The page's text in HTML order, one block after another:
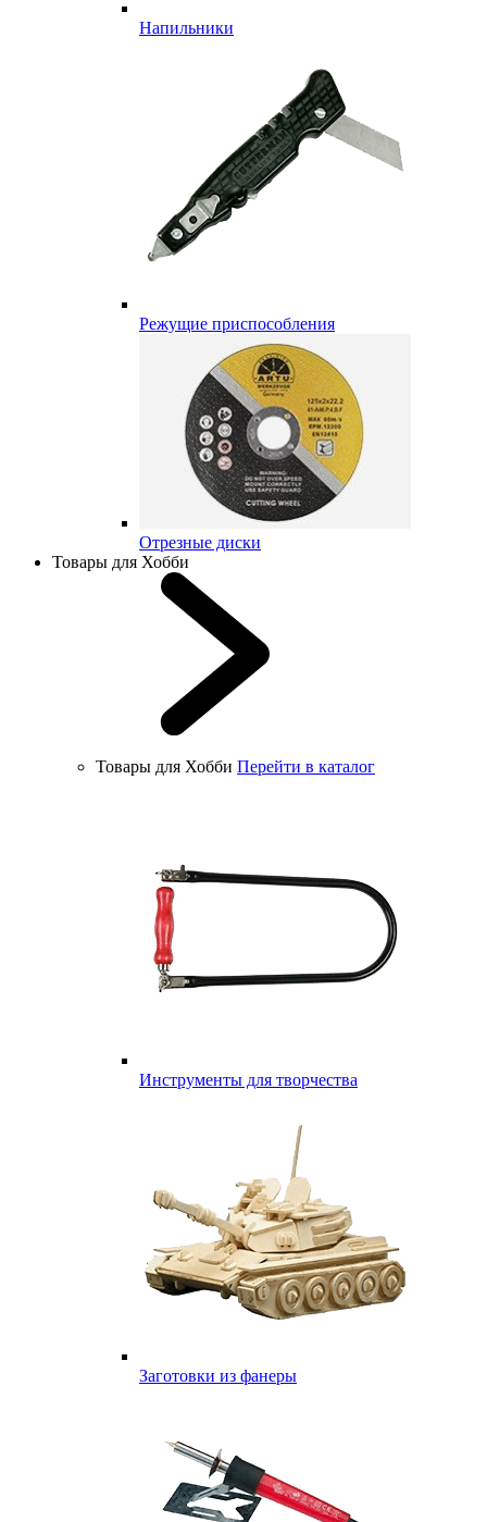
Напильники
Режущие приспособления
Отрезные диски
Товары для Хобби
Товары для Хобби Перейти в каталог
Инструменты для творчества
Заготовки из фанеры